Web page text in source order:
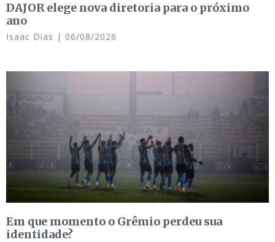
DAJOR elege nova diretoria para o próximo
ano
Isaac Dias 06/08/2026
Em que momento o Grêmio perdeu sua
identidade?